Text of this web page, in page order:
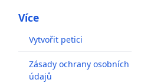
Více
Vytvořit petici
Zásady ochrany osobních
údajů